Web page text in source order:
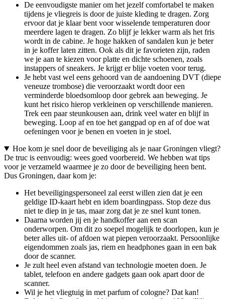
De eenvoudigste manier om het jezelf comfortabel te maken
tijdens je vliegreis is door de juiste kleding te dragen. Zorg
ervoor dat je klaar bent voor wisselende temperaturen door
meerdere lagen te dragen. Zo blijf je lekker warm als het fris
wordt in de cabine. Je hoge hakken of sandalen kun je beter
in je koffer laten zitten. Ook als dit je favorieten zijn, raden
we je aan te kiezen voor platte en dichte schoenen, zoals
instappers of sneakers. Je krijgt er blije voeten voor terug.
Je hebt vast wel eens gehoord van de aandoening DVT (diepe
veneuze trombose) die veroorzaakt wordt door een
verminderde bloedsomloop door gebrek aan beweging. Je
kunt het risico hierop verkleinen op verschillende manieren.
Trek een paar steunkousen aan, drink veel water en blijf in
beweging. Loop af en toe het gangpad op en af of doe wat
oefeningen voor je benen en voeten in je stoel.
Hoe kom je snel door de beveiliging als je naar Groningen vliegt?
De truc is eenvoudig: wees goed voorbereid. We hebben wat tips
voor je verzameld waarmee je zo door de beveiliging heen bent.
Dus Groningen, daar kom je:
Het beveiligingspersoneel zal eerst willen zien dat je een
geldige ID-kaart hebt en idem boardingpass. Stop deze dus
niet te diep in je tas, maar zorg dat je ze snel kunt tonen.
Daarna worden jij en je handkoffer aan een scan
onderworpen. Om dit zo soepel mogelijk te doorlopen, kun je
beter alles uit- of afdoen wat piepen veroorzaakt. Persoonlijke
eigendommen zoals jas, riem en headphones gaan in een bak
door de scanner.
Je zult heel even afstand van technologie moeten doen. Je
tablet, telefoon en andere gadgets gaan ook apart door de
scanner.
Wil je het vliegtuig in met parfum of cologne? Dat kan!